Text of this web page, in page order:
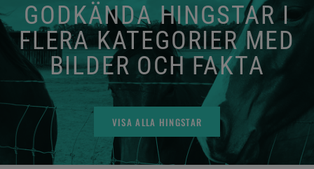
GODKÄNDA HINGSTAR I
FLERA KATEGORIER MED
BILDER OCH FAKTA
VISA ALLA HINGSTAR